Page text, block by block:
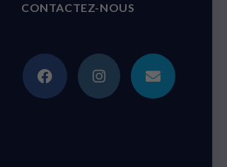
CONTACTEZ-NOUS